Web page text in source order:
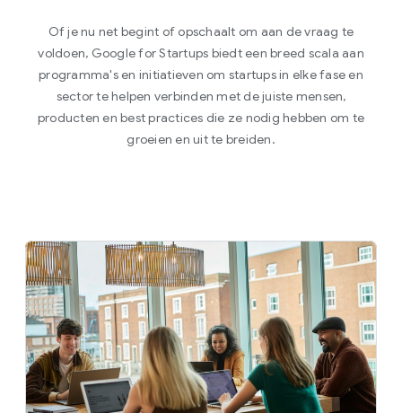
Of je nu net begint of opschaalt om aan de vraag te
voldoen, Google for Startups biedt een breed scala aan
programma's en initiatieven om startups in elke fase en
sector te helpen verbinden met de juiste mensen,
producten en best practices die ze nodig hebben om te
groeien en uit te breiden.